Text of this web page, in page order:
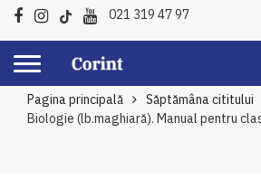
021 319 47 97
Pagina principală
Săptămâna cititului
Biologie (lb.maghiară). Manual pentru